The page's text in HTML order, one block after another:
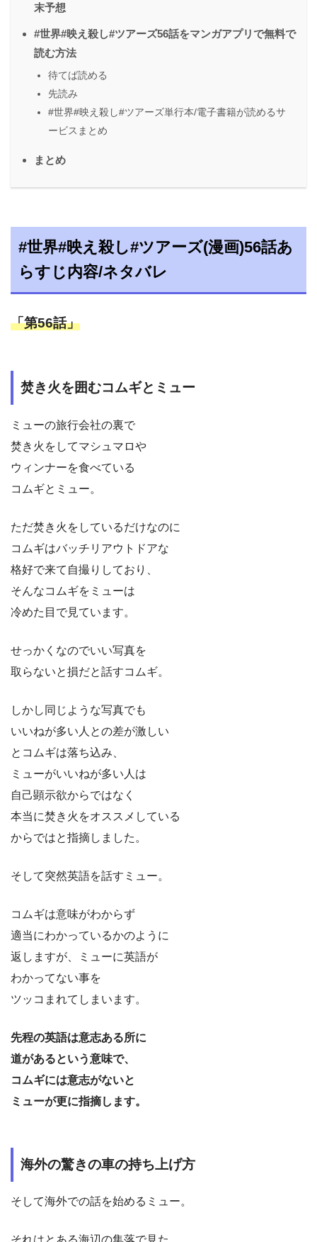
末予想
#世界#映え殺し#ツアーズ56話をマンガアプリで無料で
読む方法
待てば読める
先読み
#世界#映え殺し#ツアーズ単行本/電子書籍が読めるサ
ービスまとめ
まとめ
#世界#映え殺し#ツアーズ(漫画)56話あ
らすじ内容/ネタバレ
「第56話」
焚き火を囲むコムギとミュー
ミューの旅行会社の裏で
焚き火をしてマシュマロや
ウィンナーを食べている
コムギとミュー。
ただ焚き火をしているだけなのに
コムギはバッチリアウトドアな
格好で来て自撮りしており、
そんなコムギをミューは
冷めた目で見ています。
せっかくなのでいい写真を
取らないと損だと話すコムギ。
しかし同じような写真でも
いいねが多い人との差が激しい
とコムギは落ち込み、
ミューがいいねが多い人は
自己顕示欲からではなく
本当に焚き火をオススメしている
からではと指摘しました。
そして突然英語を話すミュー。
コムギは意味がわからず
適当にわかっているかのように
返しますが、ミューに英語が
わかってない事を
ツッコまれてしまいます。
先程の英語は意志ある所に
道があるという意味で、
コムギには意志がないと
ミューが更に指摘します。
海外の驚きの車の持ち上げ方
そして海外での話を始めるミュー。